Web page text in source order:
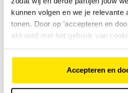
kunnen volgen en we je relevante
tonen. Door op 'accepteren en
akkoord met het gebruik van
Accepteren en
6 beoordelingen
€3. 624,-
Bosch Performance Line
Traploze Enviolo versnellingsnaaf
€3.